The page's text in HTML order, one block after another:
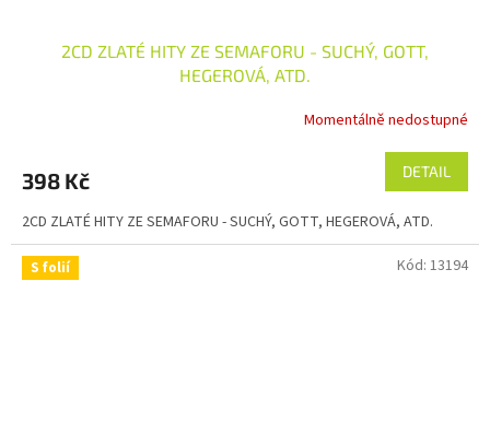
2CD ZLATÉ HITY ZE SEMAFORU - SUCHÝ, GOTT,
HEGEROVÁ, ATD.
Momentálně nedostupné
398 Kč DETAIL
2CD ZLATÉ HITY ZE SEMAFORU - SUCHÝ, GOTT, HEGEROVÁ, ATD.
S folií Kód: 13194